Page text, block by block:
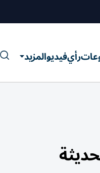
رأيفيديوالمزيد